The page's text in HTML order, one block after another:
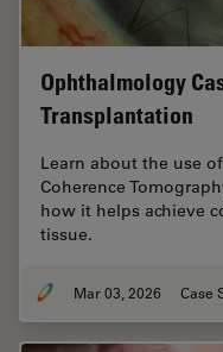
Ophthalmology
Transplantation
Learn about the use
Coherence
how it helps achieve
tissue.
Mar 03, 2026 Case